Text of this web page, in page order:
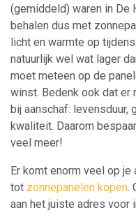
(gemiddeld) waren in De
behalen dus met
licht en warmte op
natuurlijk wel wat lager
moet meteen op de
winst. Bedenk ook dat er
bij aanschaf: levensduur,
kwaliteit. Daarom
veel meer!
Er komt enorm veel op
tot zonnepanelen kopen.
aan het juiste adres voor